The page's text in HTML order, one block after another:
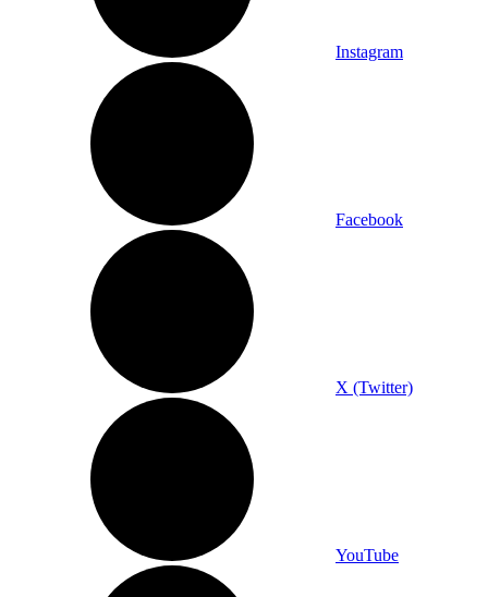
Instagram
Facebook
X (Twitter)
YouTube